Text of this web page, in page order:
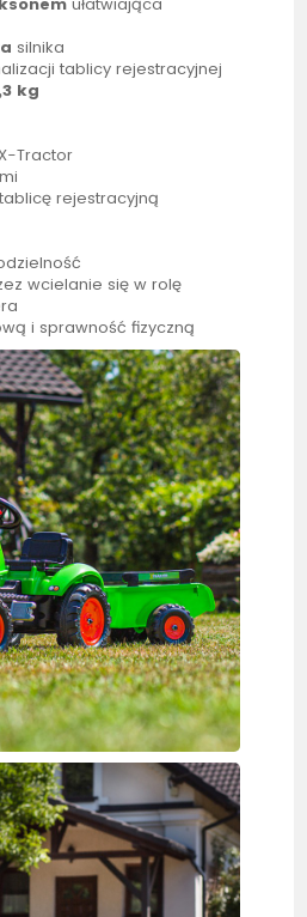
silnika
tablicy rejestracyjnej
kg
Tractor
tablicę rejestracyjną
wcielanie się w rolę
i sprawność fizyczną